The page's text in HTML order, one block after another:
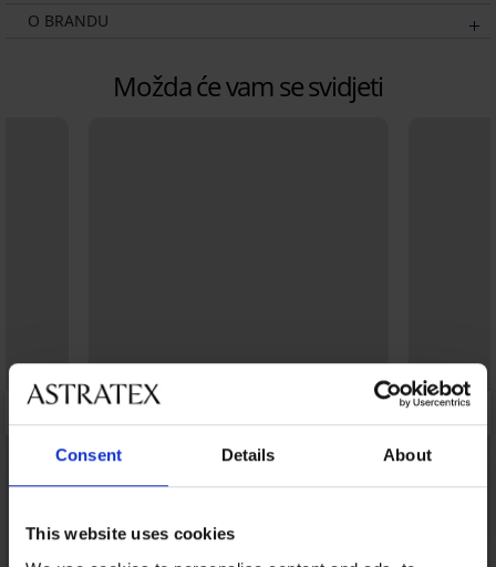
Consent Details About
This website uses cookies
O BRANDU
Možda će vam se svidjeti